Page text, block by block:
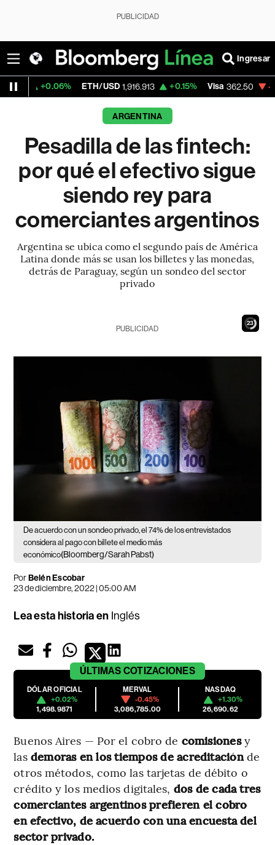
PUBLICIDAD
Ingresar
ETH/USD 1,916.913 +0.15% Visa 362.50 -2.15%
ARGENTINA
Pesadilla de las fintech:
por qué el efectivo sigue
siendo rey para
comerciantes argentinos
Argentina se ubica como el segundo país de América
Latina donde más se usan los billetes y las monedas,
detrás de Paraguay, según un sondeo del sector
privado
21
PUBLICIDAD
De acuerdo con un sondeo privado, el 74% de los entrevistados
considera al pago con billete el medio más
económico(Bloomberg/Sarah Pabst)
PorBelén Escobar
23 de diciembre, 2022 | 05:00 AM
Lea esta historia en Inglés
ÚLTIMAS COTIZACIONES
DÓLAR OFICIAL
+0.02%
1,498.9871
MERVAL
-0.45%
3,086,785.00
NASDAQ
+1.30%
26,690.62
Buenos Aires — Por el cobro de comisionesy
las demoras en los tiempos de acreditaciónde
otros métodos, como las tarjetas de débito o
crédito y los medios digitales, dos de cada tres
comerciantes argentinos prefieren el cobro
en efectivo, de acuerdo con una encuesta del
sector privado.